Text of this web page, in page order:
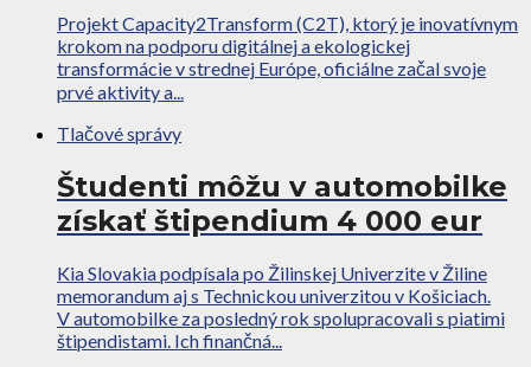
Projekt Capacity2Transform (C2T), ktorý je inovatívnym
krokom na podporu digitálnej a ekologickej
transformácie v strednej Európe, oficiálne začal svoje
prvé aktivity a...
Tlačové správy
Študenti môžu v automobilke
získať štipendium 4 000 eur
Kia Slovakia podpísala po Žilinskej Univerzite v Žiline
memorandum aj s Technickou univerzitou v Košiciach.
V automobilke za posledný rok spolupracovali s piatimi
štipendistami. Ich finančná...